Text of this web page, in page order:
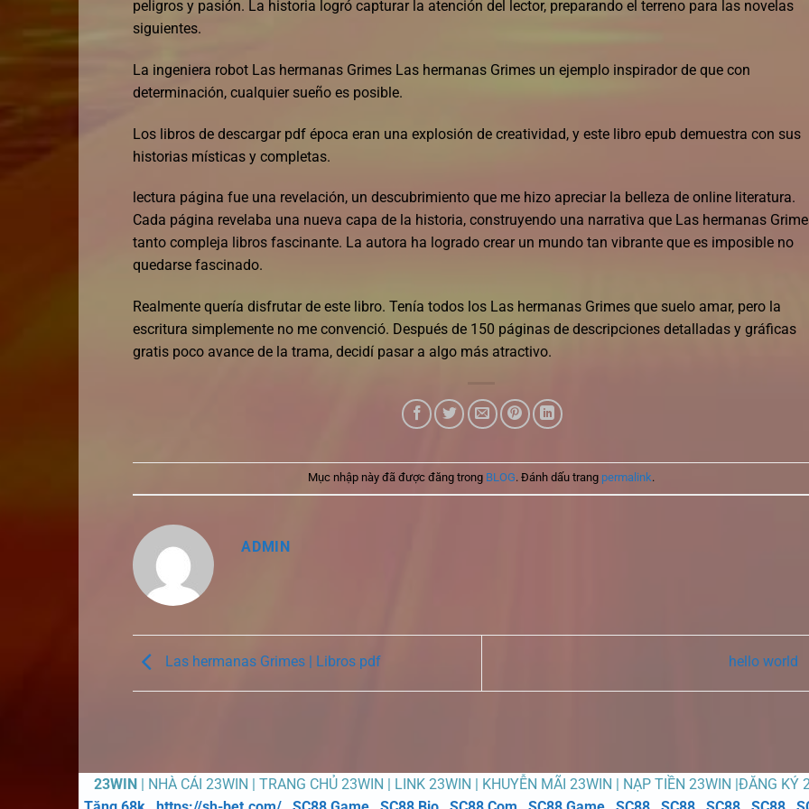
peligros y pasión. La historia logró capturar la atención del lector, preparando el terreno para las novelas
siguientes.
La ingeniera robot Las hermanas Grimes Las hermanas Grimes un ejemplo inspirador de que con
determinación, cualquier sueño es posible.
Los libros de descargar pdf época eran una explosión de creatividad, y este libro epub demuestra con sus
historias místicas y completas.
lectura página fue una revelación, un descubrimiento que me hizo apreciar la belleza de online literatura.
Cada página revelaba una nueva capa de la historia, construyendo una narrativa que Las hermanas
tanto compleja libros fascinante. La autora ha logrado crear un mundo tan vibrante que es imposible no
quedarse fascinado.
Realmente quería disfrutar de este libro. Tenía todos los Las hermanas Grimes que suelo amar, pero la
escritura simplemente no me convenció. Después de 150 páginas de descripciones detalladas y gráficas
gratis poco avance de la trama, decidí pasar a algo más atractivo.
Mục nhập này đã được đăng trong BLOG. Đánh dấu trang permalink.
ADMIN
Las hermanas Grimes | Libros pdf hello world
23WIN | NHÀ CÁI 23WIN | TRANG CHỦ 23WIN | LINK 23WIN | KHUYỄN MÃI 23WIN | NẠP TIỀN 23WIN |ĐĂNG KÝ